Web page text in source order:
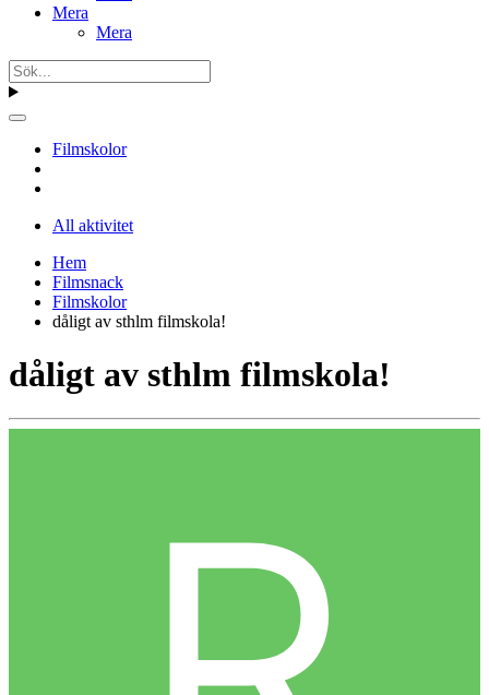
Mera
Mera
Filmskolor
All aktivitet
Hem
Filmsnack
Filmskolor
dåligt av sthlm filmskola!
dåligt av sthlm filmskola!